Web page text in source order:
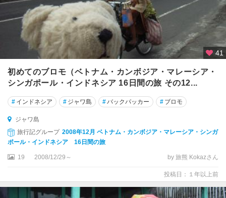
41
初めてのブロモ（ベトナム・カンボジア・マレーシア・
シンガポール・インドネシア 16日間の旅 その12...
# インドネシア # ジャワ島 #バックパッカー # ブロモ
ジャワ島
旅行記グループ 2008年12月 ベトナム・カンボジア・マレーシア・シンガ
ポール・インドネシア 16日間の旅
19 2008/12/29～ by 旅熊 Kokazさん
投稿日：１年以上前